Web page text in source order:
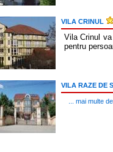
VILA CRINUL
Vila Crinul
pentru
VILA RAZE DE
... mai multe